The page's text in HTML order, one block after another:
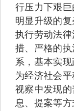
行压力下艰
明显升级的
执行劳动法
措、严格的
系，基本实
为经济社会
视察中发现
息、提案等